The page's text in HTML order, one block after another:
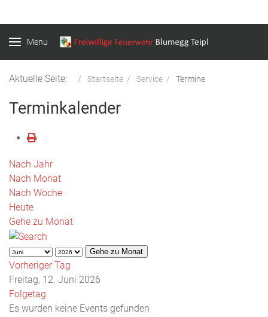
Menu
Aktuelle Seite: Startseite Service Termine
Terminkalender
Nach Jahr
Nach Monat
Nach Woche
Heute
Gehe zu Monat
Gehe zu Monat
Vorheriger Tag
Freitag, 12. Juni 2026
Folgetag
Es wurden keine Events gefunden